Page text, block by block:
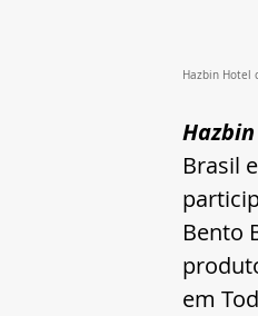
Hazbin Hotel
Brasil
Bento
em